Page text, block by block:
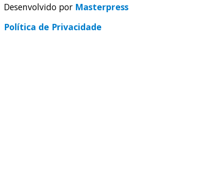
Desenvolvido por Masterpress
Política de Privacidade